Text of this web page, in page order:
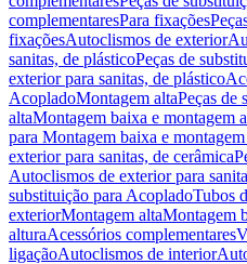
complementaresPara fixações
fixaçõesAutoclismos de exterior
sanitas, de plásticoPeças de
exterior para sanitas, de plástico
AcopladoMontagem altaPeças de
altaMontagem baixa e montagem
para Montagem baixa e
exterior para sanitas, de cerâmica
Autoclismos de exterior para
substituição para AcopladoTubos
exteriorMontagem altaMontagem
alturaAcessórios complementares
ligaçãoAutoclismos de interior